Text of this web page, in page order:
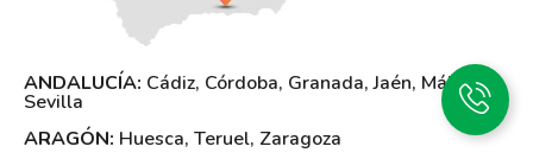
ANDALUCÍA: Cádiz, Córdoba, Granada,Jaén, Málaga,
Sevilla
ARAGÓN: Huesca, Teruel, Zaragoza